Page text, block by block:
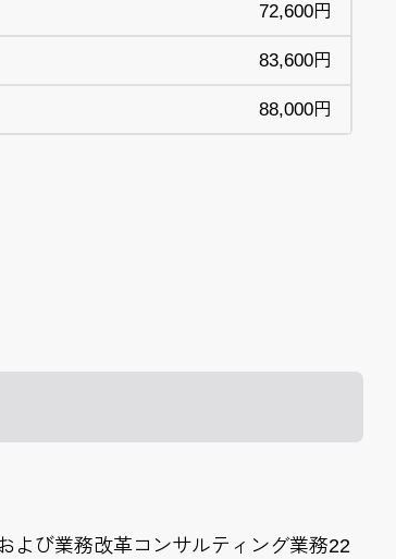
72,600円
83,600円
88,000円
よび業務改革コンサルティング業務22